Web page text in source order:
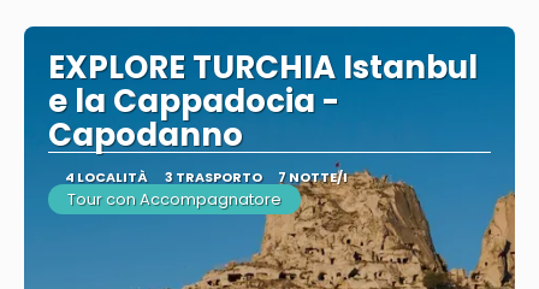
EXPLORE TURCHIA Istanbul
e la Cappadocia -
Capodanno
4 LOCALITÀ 3 TRASPORTO 7 NOTTE/I
Tour con Accompagnatore